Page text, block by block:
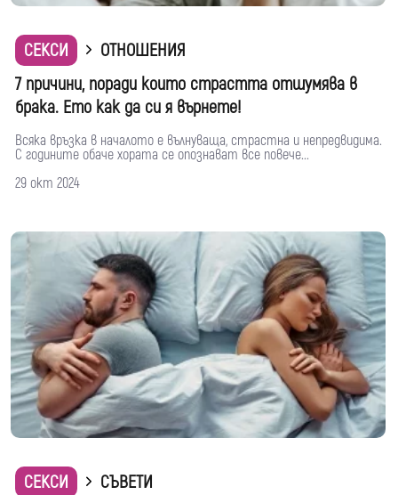
СЕКСИ
ОТНОШЕНИЯ
7 причини, поради които страстта отшумява в
брака. Ето как да си я върнете!
Всяка връзка в началото е вълнуваща, страстна и непредвидима.
С годините обаче хората се опознават все повече...
29 окт 2024
СЕКСИ
СЪВЕТИ